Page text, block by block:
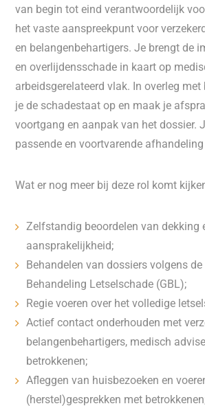
van begin tot eind verantwoordelijk
het vaste aanspreekpunt voor
en belangenbehartigers. Je brengt de
en overlijdensschade in kaart op
arbeidsgerelateerd vlak. In overleg met
je de schadestaat op en maak je
voortgang en aanpak van het dossier.
passende en voortvarende
Wat er nog meer bij deze rol komt
Zelfstandig beoordelen van dekking
aansprakelijkheid;
Behandelen van dossiers volgens
Behandeling Letselschade (GBL);
Regie voeren over het volledige
Actief contact onderhouden met
belangenbehartigers, medisch
betrokkenen;
Afleggen van huisbezoeken en
(herstel)gesprekken met